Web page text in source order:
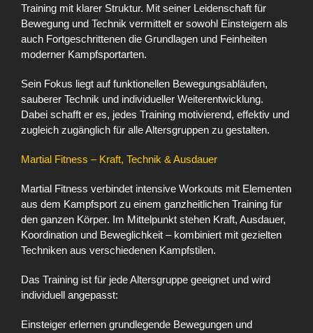
Training mit klarer Struktur. Mit seiner Leidenschaft für
Bewegung und Technik vermittelt er sowohl Einsteigern als
auch Fortgeschrittenen die Grundlagen und Feinheiten
moderner Kampfsportarten.
Sein Fokus liegt auf funktionellen Bewegungsabläufen,
sauberer Technik und individueller Weiterentwicklung.
Dabei schafft er es, jedes Training motivierend, effektiv und
zugleich zugänglich für alle Altersgruppen zu gestalten.
Martial Fitness – Kraft, Technik & Ausdauer
Martial Fitness verbindet intensive Workouts mit Elementen
aus dem Kampfsport zu einem ganzheitlichen Training für
den ganzen Körper. Im Mittelpunkt stehen Kraft, Ausdauer,
Koordination und Beweglichkeit – kombiniert mit gezielten
Techniken aus verschiedenen Kampfstilen.
Das Training ist für jede Altersgruppe geeignet und wird
individuell angepasst:
Einsteiger erlernen grundlegende Bewegungen und